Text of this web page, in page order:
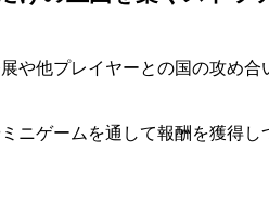
や他プレイヤーとの国の攻め合
ニゲームを通して報酬を獲得